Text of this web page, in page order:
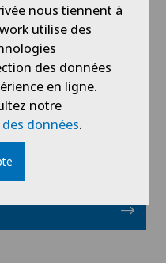
nous tiennent à
utilise des
des données
en ligne.
notre
données.